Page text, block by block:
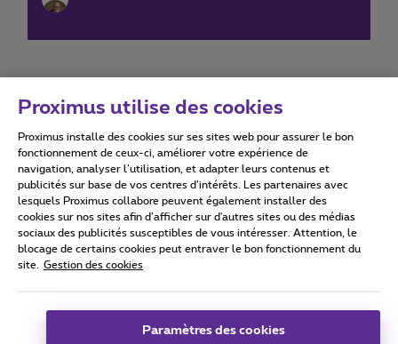
Conditions d'utilisation Accessibility statement
Tous droits réservés. © 2026
Conditions générales, info consommateur
Coordonnées de l’entreprise
Proximus utilise des cookies
Proximus installe des cookies sur ses sites web pour assurer le bon
fonctionnement de ceux-ci, améliorer votre expérience de
navigation, analyser l’utilisation, et adapter leurs contenus et
publicités sur base de vos centres d’intérêts. Les partenaires avec
lesquels Proximus collabore peuvent également installer des
cookies sur nos sites afin d’afficher sur d'autres sites ou des médias
sociaux des publicités susceptibles de vous intéresser. Attention, le
blocage de certains cookies peut entraver le bon fonctionnement du
site.
Gestion des cookies
Paramètres des cookies